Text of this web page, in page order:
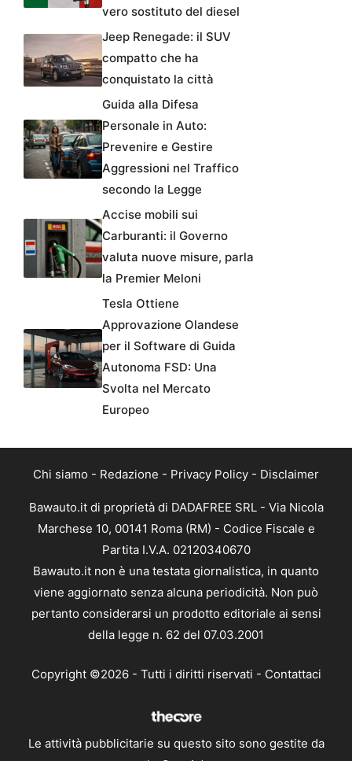
vero sostituto del diesel
Jeep Renegade: il SUV
compatto che ha
conquistato la città
Guida alla Difesa
Personale in Auto:
Prevenire e Gestire
Aggressioni nel Traffico
secondo la Legge
Accise mobili sui
Carburanti: il Governo
valuta nuove misure, parla
la Premier Meloni
Tesla Ottiene
Approvazione Olandese
per il Software di Guida
Autonoma FSD: Una
Svolta nel Mercato
Europeo
Chi siamo - Redazione - Privacy Policy - Disclaimer
Bawauto.it di proprietà di DADAFREE SRL - Via Nicola
Marchese 10, 00141 Roma (RM) - Codice Fiscale e
Partita I.V.A. 02120340670
Bawauto.it non è una testata giornalistica, in quanto
viene aggiornato senza alcuna periodicità. Non può
pertanto considerarsi un prodotto editoriale ai sensi
della legge n. 62 del 07.03.2001
Copyright ©2026 - Tutti i diritti riservati - Contattaci
Le attività pubblicitarie su questo sito sono gestite da